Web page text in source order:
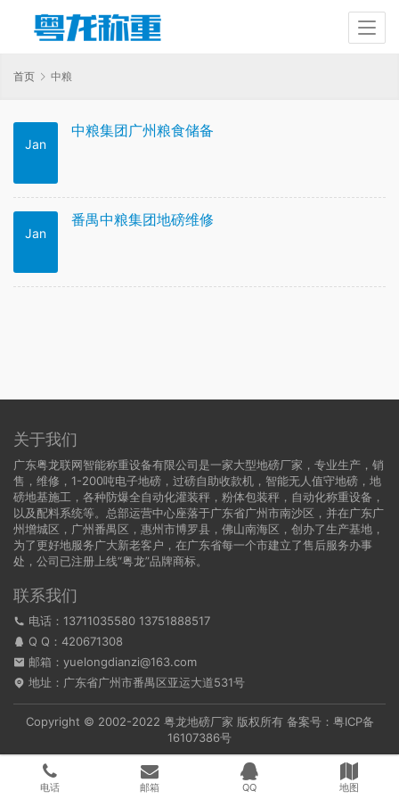
首页 中粮
Jan
中粮集团广州粮食储备
Jan
番禺中粮集团地磅维修
关于我们
广东粤龙联网智能称重设备有限公司是一家大型地磅厂家，专业生产，销
售，维修，1-200吨电子地磅，过磅自助收款机，智能无人值守地磅，地
磅地基施工，各种防爆全自动化灌装秤，粉体包装秤，自动化称重设备，
以及配料系统等。总部运营中心座落于广东省广州市南沙区，并在广东广
州增城区，广州番禺区，惠州市博罗县，佛山南海区，创办了生产基地，
为了更好地服务广大新老客户，在广东省每一个市建立了售后服务办事
处，公司已注册上线“粤龙”品牌商标。
联系我们
电话：13711035580 13751888517
Q Q： 420671308
邮箱：yuelongdianzi@163.com
地址：广东省广州市番禺区亚运大道531号
Copyright © 2002-2022 粤龙地磅厂家 版权所有 备案号： 粤ICP备
16107386号
电话 邮箱 QQ 地图